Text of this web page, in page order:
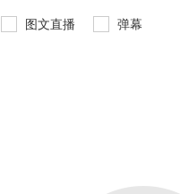
图文直播 弹幕